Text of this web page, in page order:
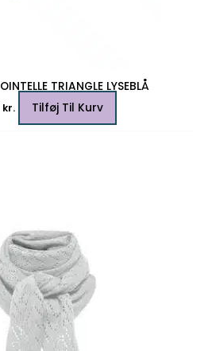
TRIANGLE LYSEBLÅ
kr. Tilføj Til Kurv